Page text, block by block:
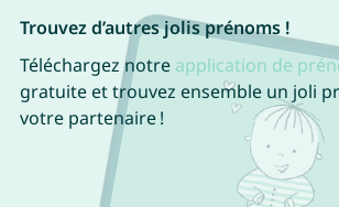
Trouvez d’autres jolis prénoms !
Téléchargez notre application de
gratuite et trouvez ensemble un joli
votre partenaire !